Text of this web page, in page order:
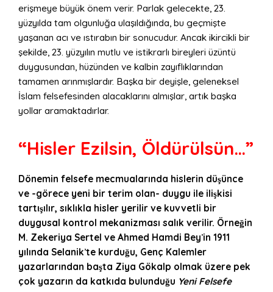
erişmeye büyük önem verir. Parlak gelecekte, 23.
yüzyılda tam olgunluğa ulaşıldığında, bu geçmişte
yaşanan acı ve ıstırabın bir sonucudur. Ancak ikircikli bir
şekilde, 23. yüzyılın mutlu ve istikrarlı bireyleri üzüntü
duygusundan, hüzünden ve kalbin zayıflıklarından
tamamen arınmışlardır. Başka bir deyişle, geleneksel
İslam felsefesinden alacaklarını almışlar, artık başka
yollar aramaktadırlar.
“Hisler Ezilsin, Öldürülsün…”
Dönemin felsefe mecmualarında hislerin düşünce
ve -görece yeni bir terim olan- duygu ile ilişkisi
tartışılır, sıklıkla hisler yerilir ve kuvvetli bir
duygusal kontrol mekanizması salık verilir. Örneğin
M. Zekeriya Sertel ve Ahmed Hamdi Bey’in 1911
yılında Selanik’te kurduğu, Genç Kalemler
yazarlarından başta Ziya Gökalp olmak üzere pek
çok yazarın da katkıda bulunduğu Yeni Felsefe